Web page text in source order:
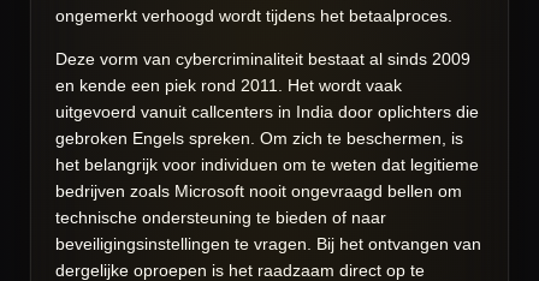
ongemerkt verhoogd wordt tijdens het betaalproces.
Deze vorm van cybercriminaliteit bestaat al sinds 2009
en kende een piek rond 2011. Het wordt vaak
uitgevoerd vanuit callcenters in India door oplichters die
gebroken Engels spreken. Om zich te beschermen, is
het belangrijk voor individuen om te weten dat legitieme
bedrijven zoals Microsoft nooit ongevraagd bellen om
technische ondersteuning te bieden of naar
beveiligingsinstellingen te vragen. Bij het ontvangen van
dergelijke oproepen is het raadzaam direct op te